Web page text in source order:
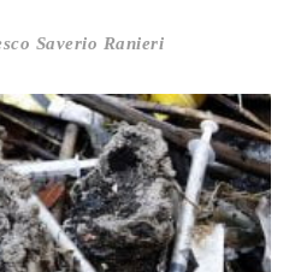
Saverio Ranieri